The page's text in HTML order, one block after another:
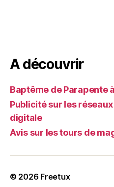
A découvrir
Baptême de Parapente
Publicité sur les
digitale
Avis sur les tours de
© 2026 Freetux